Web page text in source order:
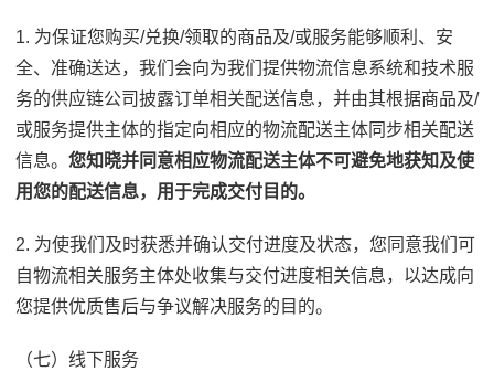
1. 为保证您购买/兑换/领取的商品及/或服务能够顺利、安
全、准确送达，我们会向为我们提供物流信息系统和技术服
务的供应链公司披露订单相关配送信息，并由其根据商品及/
或服务提供主体的指定向相应的物流配送主体同步相关配送
信息。 您知晓并同意相应物流配送主体不可避免地获知及使
用您的配送信息，用于完成交付目的。
2. 为使我们及时获悉并确认交付进度及状态，您同意我们可
自物流相关服务主体处收集与交付进度相关信息，以达成向
您提供优质售后与争议解决服务的目的。
（七）线下服务